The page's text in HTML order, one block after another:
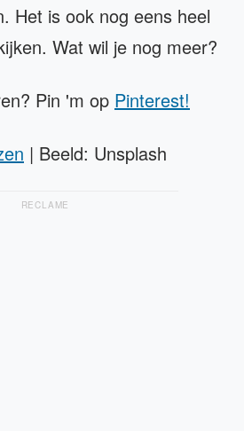
Het is ook nog eens heel
Wat wil je nog meer?
Pin 'm op Pinterest!
| Beeld: Unsplash
RECLAME